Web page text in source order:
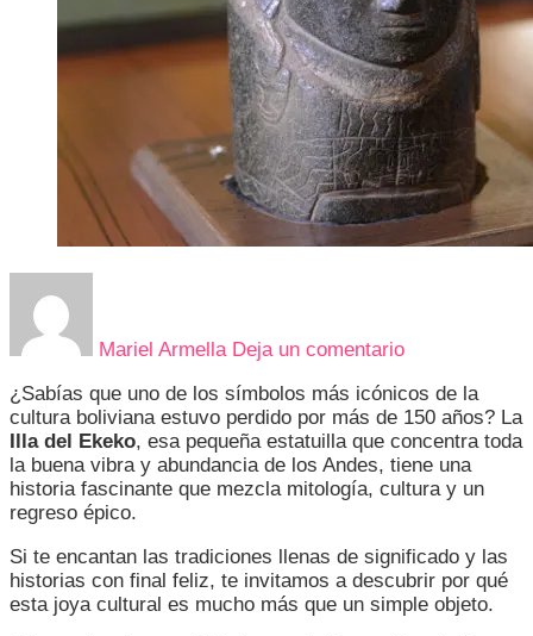
Mariel Armella Deja un comentarioDEL
EL
TESORO
CULTURAL
QUE
NOS
DE
ABUNDANCIA
¿Sabías que uno de los símbolos más icónicos de la
cultura boliviana estuvo perdido por más de 150 años? La
Illa del Ekeko, esa pequeña estatuilla que concentra toda
la buena vibra y abundancia de los Andes, tiene una
historia fascinante que mezcla mitología, cultura y un
regreso épico.
Si te encantan las tradiciones llenas de significado y las
historias con final feliz, te invitamos a descubrir por qué
esta joya cultural es mucho más que un simple objeto.